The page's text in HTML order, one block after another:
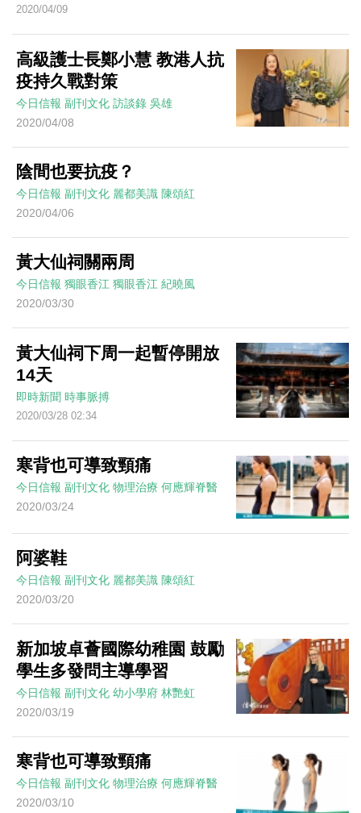
2020/04/09
高級護士長鄭小慧 教港人抗
疫持久戰對策
今日信報 副刊文化 訪談錄 吳雄
2020/04/08
陰間也要抗疫？
今日信報 副刊文化 麗都美識 陳頌紅
2020/04/06
黃大仙祠關兩周
今日信報 獨眼香江 獨眼香江 紀曉風
2020/03/30
黃大仙祠下周一起暫停開放
14天
即時新聞 時事脈搏
2020/03/28 02:34
寒背也可導致頸痛
今日信報 副刊文化 物理治療 何應輝脊醫
2020/03/24
阿婆鞋
今日信報 副刊文化 麗都美識 陳頌紅
2020/03/20
新加坡卓薈國際幼稚園 鼓勵
學生多發問主導學習
今日信報 副刊文化 幼小學府 林艷虹
2020/03/19
寒背也可導致頸痛
今日信報 副刊文化 物理治療 何應輝脊醫
2020/03/10